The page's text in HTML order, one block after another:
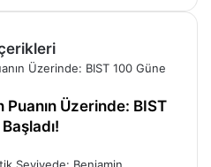
Puanın Üzerinde: BIST